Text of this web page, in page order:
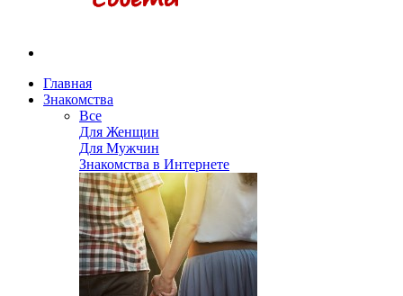
Главная
Знакомства
Все
Для Женщин
Для Мужчин
Знакомства в Интернете